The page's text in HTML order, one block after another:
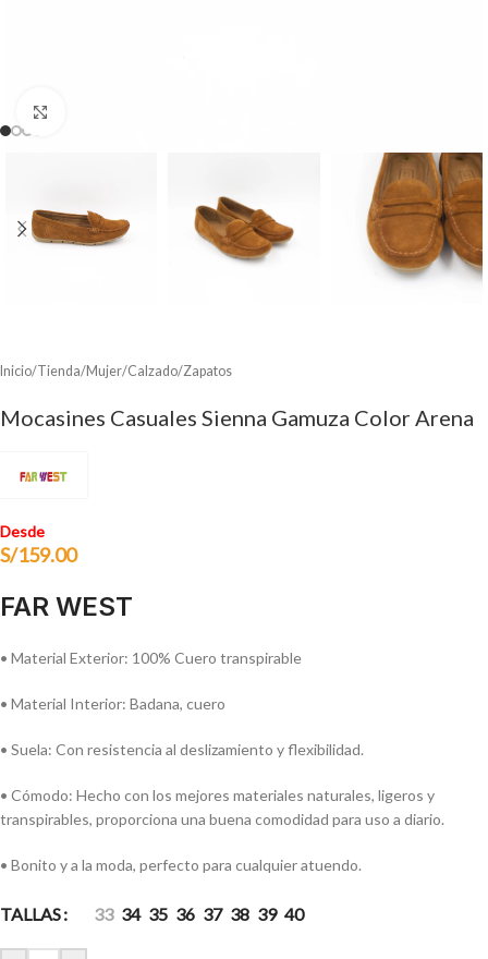
Inicio/Tienda/Mujer/Calzado/Zapatos
Mocasines Casuales Sienna Gamuza Color Arena
Desde
S/159.00
FAR WEST
• Material Exterior: 100% Cuero transpirable
• Material Interior: Badana, cuero
• Suela: Con resistencia al deslizamiento y flexibilidad.
• Cómodo: Hecho con los mejores materiales naturales, ligeros y
transpirables, proporciona una buena comodidad para uso a diario.
• Bonito y a la moda, perfecto para cualquier atuendo.
TALLAS 33 34 35 36 37 38 39 40